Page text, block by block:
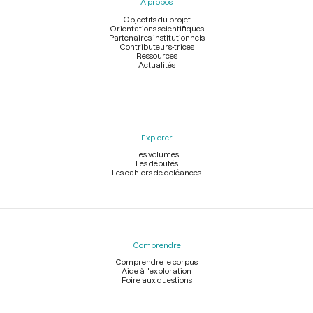
À propos
Objectifs du projet
Orientations scientifiques
Partenaires institutionnels
Contributeurs-trices
Ressources
Actualités
Explorer
Les volumes
Les députés
Les cahiers de doléances
Comprendre
Comprendre le corpus
Aide à l'exploration
Foire aux questions